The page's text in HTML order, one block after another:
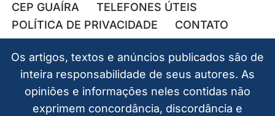
CEP GUAÍRA
TELEFONES ÚTEIS
POLÍTICA DE PRIVACIDADE
CONTATO
Os artigos, textos e anúncios publicados são de
inteira responsabilidade de seus autores. As
opiniões e informações neles contidas não
exprimem concordância, discordância e